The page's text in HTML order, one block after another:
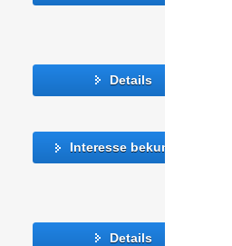
Details
Interesse bekunden
Details